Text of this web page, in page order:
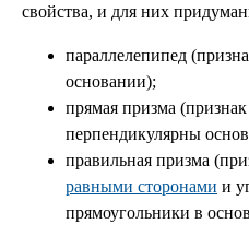
свойства, и для них
параллелепипед
основании);
прямая призма
перпендикулярны
правильная призма
равными сторонами и
прямоугольники в